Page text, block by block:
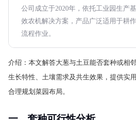
公司成立于2020年，依托工业园生产
效农机解决方案，产品广泛适用于耕
流程作业。
介绍： 本文解答大葱与土豆能否套种或相
生长特性、土壤需求及共生效果，提供实
合理规划菜园布局。